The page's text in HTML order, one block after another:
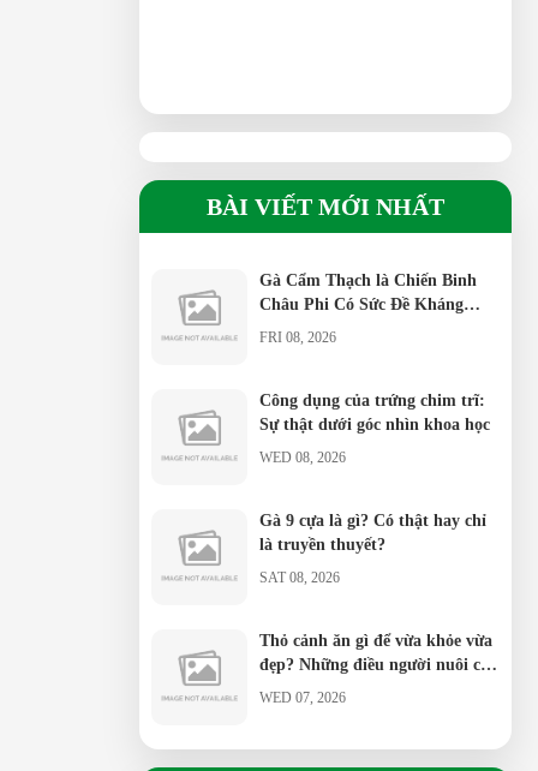
BÀI VIẾT MỚI NHẤT
Gà Cẩm Thạch là Chiến Binh
Châu Phi Có Sức Đề Kháng
Vượt Trội
FRI 08, 2026
Công dụng của trứng chim trĩ:
Sự thật dưới góc nhìn khoa học
WED 08, 2026
Gà 9 cựa là gì? Có thật hay chỉ
là truyền thuyết?
SAT 08, 2026
Thỏ cảnh ăn gì để vừa khỏe vừa
đẹp? Những điều người nuôi cần
biết
WED 07, 2026